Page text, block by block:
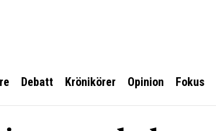
Debatt Krönikörer Opinion Fokus